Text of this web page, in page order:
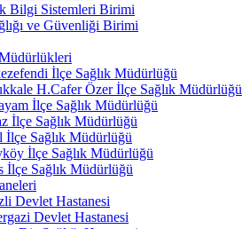
Bilgi Sistemleri Birimi
ve Güvenliği Birimi
İlçe Sağlık Müdürlüğü
H.Cafer Özer İlçe Sağlık Müdürlüğü
İlçe Sağlık Müdürlüğü
İlçe Sağlık Müdürlüğü
İlçe Sağlık Müdürlüğü
İlçe Sağlık Müdürlüğü
İlçe Sağlık Müdürlüğü
Devlet Hastanesi
Devlet Hastanesi